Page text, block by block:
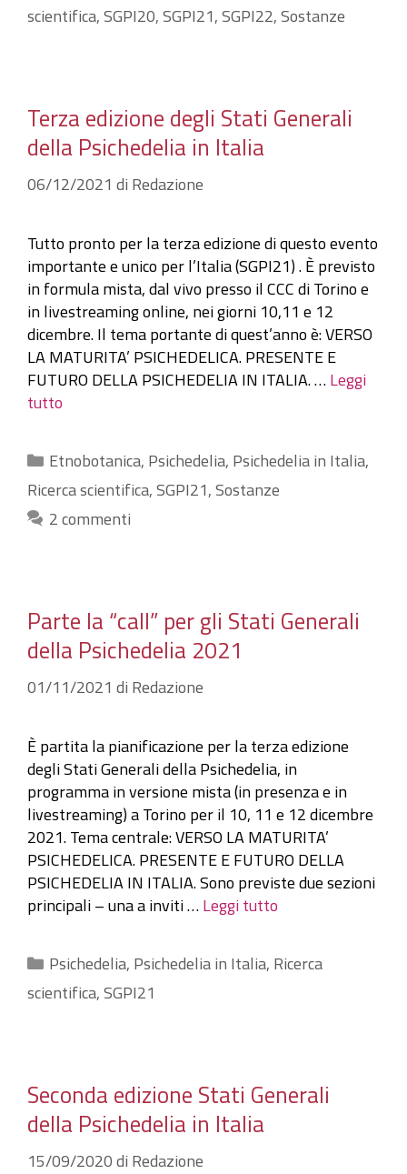
scientifica,SGPI20,SGPI21,SGPI22,Sostanze
Terza edizione degli Stati Generali
della Psichedelia in Italia
06/12/2021 di Redazione
Tutto pronto per la terza edizione di questo evento
importante e unico per l’Italia (SGPI21) . È previsto
in formula mista, dal vivo presso il CCC di Torino e
in livestreaming online, nei giorni 10,11 e 12
dicembre. Il tema portante di quest’anno è: VERSO
LA MATURITA’ PSICHEDELICA. PRESENTE E
FUTURO DELLA PSICHEDELIA IN ITALIA. …Leggi
tutto
Categorie
Etnobotanica, Psichedelia, Psichedelia in Italia,
Ricerca scientifica,SGPI21,Sostanze
2 commenti
Parte la “call” per gli Stati Generali
della Psichedelia 2021
01/11/2021 di Redazione
È partita la pianificazione per la terza edizione
degli Stati Generali della Psichedelia, in
programma in versione mista (in presenza e in
livestreaming) a Torino per il 10, 11 e 12 dicembre
2021. Tema centrale: VERSO LA MATURITA’
PSICHEDELICA. PRESENTE E FUTURO DELLA
PSICHEDELIA IN ITALIA. Sono previste due sezioni
principali – una a inviti …Leggi tutto
Categorie
Psichedelia, Psichedelia in Italia, Ricerca
scientifica,SGPI21
Seconda edizione Stati Generali
della Psichedelia in Italia
15/09/2020di Redazione